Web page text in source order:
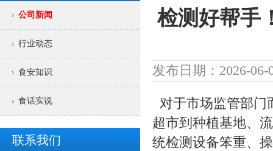
公司新闻
行业动态
食安知识
食话实说
联系我们
检测好帮手
发布日期：2026-06-
对于市场监管部门
超市到种植基地、
统检测设备笨重、